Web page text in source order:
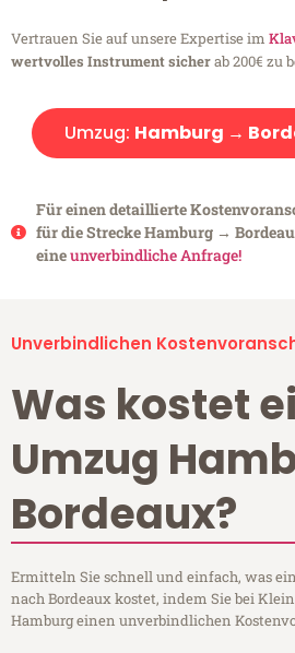
Vertrauen Sie auf unsere Expertise im
wertvolles Instrument sicherab 200€ zu
Umzug: Hamburg →
Für einen detaillierte
für die Strecke Hamburg →
eineunverbindliche Anfrage!
Unverbindlichen
Was kostet
Umzug
Bordeaux?
Ermitteln Sie schnell und einfach, was
nach Bordeaux kostet, indem Sie bei
Hamburg einen unverbindlichen